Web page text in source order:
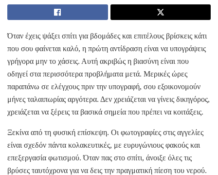
Όταν έχεις ψάξει σπίτι για βδομάδες και επιτέλους βρίσκεις κάτι
που σου φαίνεται καλό, η πρώτη αντίδραση είναι να υπογράψεις
γρήγορα μην το χάσεις. Αυτή ακριβώς η βιασύνη είναι που
οδηγεί στα περισσότερα προβλήματα μετά. Μερικές ώρες
παραπάνω σε ελέγχους πριν την υπογραφή, σου εξοικονομούν
μήνες ταλαιπωρίας αργότερα. Δεν χρειάζεται να γίνεις δικηγόρος,
χρειάζεται να ξέρεις τα βασικά σημεία που πρέπει να κοιτάξεις.
Ξεκίνα από τη φυσική επίσκεψη. Οι φωτογραφίες στις αγγελίες
είναι σχεδόν πάντα κολακευτικές, με ευρυγώνιους φακούς και
επεξεργασία φωτισμού. Όταν πας στο σπίτι, άνοιξε όλες τις
βρύσες ταυτόχρονα για να δεις την πραγματική πίεση του νερού.